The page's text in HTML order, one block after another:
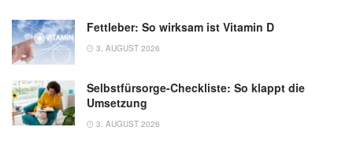
Fettleber: So wirksam ist Vitamin D
3. AUGUST 2026
Selbstfürsorge-Checkliste: So klappt die
Umsetzung
3. AUGUST 2026